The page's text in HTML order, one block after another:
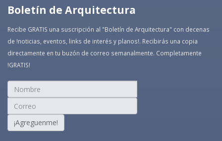
Boletín de Arquitectura
Recibe GRATIS una suscripción al "Boletín de Arquitectura" con decenas
de !noticias, eventos, links de interés y planos!. Recibirás una copia
directamente en tu buzón de correo semanalmente. Completamente
!GRATIS!
¡Agreguenme!